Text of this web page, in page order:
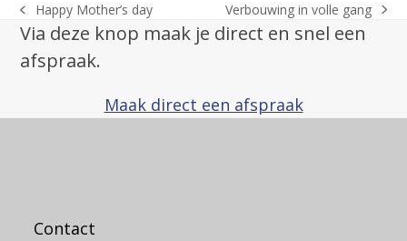
previous
post:
Happy Mother’s day
next
post:
Verbouwing in volle gang
Via deze knop maak je direct en snel een
afspraak.
Maak direct een afspraak
Contact